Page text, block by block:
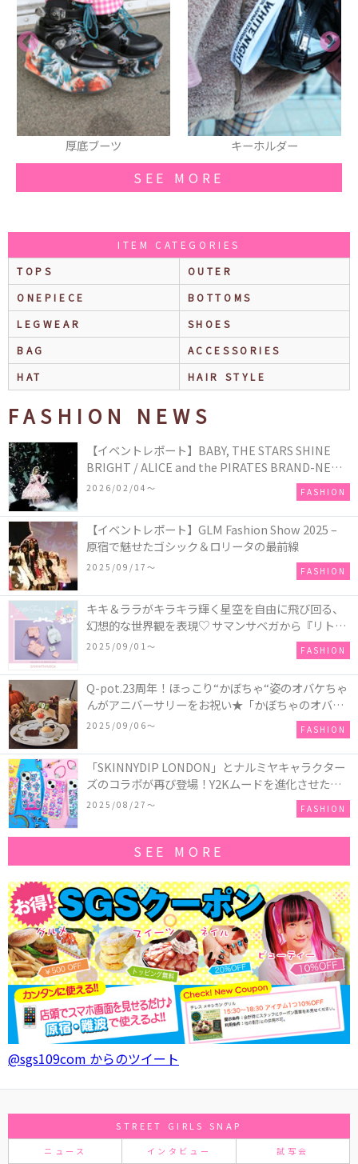
キーホルダー 厚底シューズ
SEE MORE
ITEM CATEGORIES
TOPS
OUTER
ONEPIECE
BOTTOMS
LEGWEAR
SHOES
BAG
ACCESSORIES
HAT
HAIR STYLE
FASHION NEWS
【イベントレポート】BABY, THE STARS SHINE
BRIGHT / ALICE and the PIRATES BRAND-NEW
COLLECTION in TOKYO
2026/02/04〜 FASHION
【イベントレポート】GLM Fashion Show 2025 –
原宿で魅せたゴシック＆ロリータの最前線
2025/09/17〜 FASHION
キキ＆ララがキラキラ輝く星空を自由に飛び回る、
幻想的な世界観を表現♡ サマンサベガから『リトル
ツインスターズ』50周年アニバーサリーイヤー』を
2025/09/01〜 FASHION
Q-pot.23周年！ほっこり“かぼちゃ“姿のオバケちゃ
んがアニバーサリーをお祝い★「かぼちゃのオバケ
ーキアクセサリー」が新発売！Q-pot CAFE.では
「かぼちゃのオバケーキプレート」も登場
2025/09/06〜 FASHION
「SKINNYDIP LONDON」とナルミヤキャラクター
ズのコラボが再び登場！Y2Kムードを進化させた新
作コレクションを発売♪
2025/08/27〜 FASHION
SEE MORE
@sgs109com からのツイート
STREET GIRLS SNAP
ニュース インタビュー 試写会